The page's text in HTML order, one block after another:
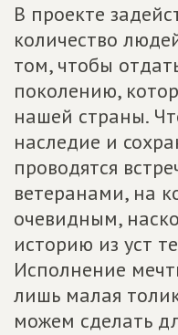
В проекте
количество
том, чтобы
поколению,
нашей страны.
наследие и
проводятся
ветеранами, на
очевидным,
историю из уст
Исполнение
лишь малая
можем сделать